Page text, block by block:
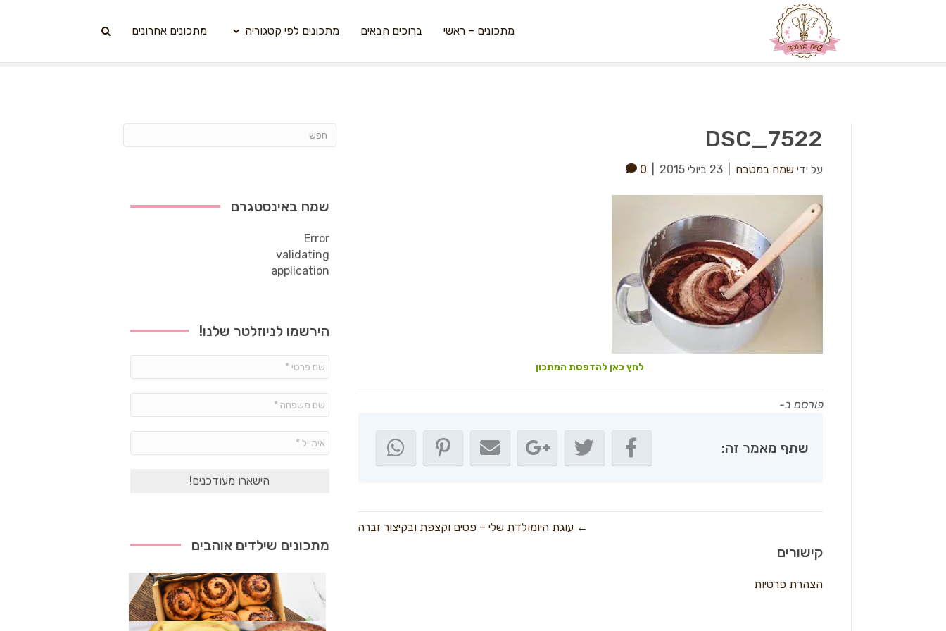
מתכונים – ראשי ברוכים הבאים מתכונים לפי קטגוריה מתכונים אחרונים
DSC_7522
על ידי שמח במטבח 23 ביולי 2015 0
לחץ כאן להדפסת המתכון
פורסם ב-
שתף מאמר זה:
← עוגת היומולדת שלי – פסים וקצפת ובקיצור זברה
קישורים
הצהרת פרטיות
שמח באינסטגרם
Error
validating
application
הירשמו לניוזלטר שלנו!
פרטי
משפחה
*
מתכונים שילדים אוהבים